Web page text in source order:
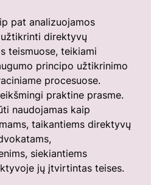
pat analizuojamos
direktyvų
teismuose, teikiami
principo užtikrinimo
procesuose.
praktine prasme.
naudojamas kaip
taikantiems direktyvų
siekiantiems
jų įtvirtintas teises.